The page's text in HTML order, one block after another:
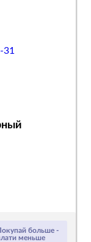
больше -
меньше